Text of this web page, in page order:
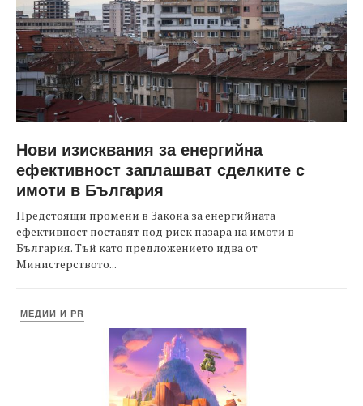
Нови изисквания за енергийна
ефективност заплашват сделките с
имоти в България
Предстоящи промени в Закона за енергийната
ефективност поставят под риск пазара на имоти в
България. Тъй като предложението идва от
Министерството...
МЕДИИ И PR